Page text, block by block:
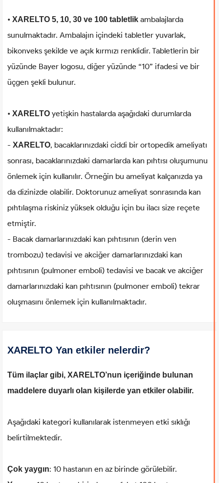
• XARELTO 5, 10, 30 ve 100 tabletlik ambalajlarda
sunulmaktadır. Ambalajın içindeki tabletler yuvarlak,
bikonveks şekilde ve açık kırmızı renklidir. Tabletlerin bir
yüzünde Bayer logosu, diğer yüzünde “10” ifadesi ve bir
üçgen şekli bulunur.
•XARELTOyetişkin hastalarda aşağıdaki durumlarda
kullanılmaktadır:
-XARELTO, bacaklarınızdaki ciddi bir ortopedik ameliyatı
sonrası, bacaklarınızdaki damarlarda kan pıhtısı oluşumunu
önlemek için kullanılır. Örneğin bu ameliyat kalçanızda ya
da dizinizde olabilir. Doktorunuz ameliyat sonrasında kan
pıhtılaşma riskiniz yüksek olduğu için bu ilacı size reçete
etmiştir.
- Bacak damarlarınızdaki kan pıhtısının (derin ven
trombozu) tedavisi ve akciğer damarlarınızdaki kan
pıhtısının (pulmoner emboli) tedavisi ve bacak ve akciğer
damarlarınızdaki kan pıhtısının (pulmoner emboli) tekrar
oluşmasını önlemek için kullanılmaktadır.
XARELTO Yan etkiler nelerdir?
Tüm ilaçlar gibi, XARELTO’nun içeriğinde bulunan
maddelere duyarlı olan kişilerde yan etkiler olabilir.
Aşağıdaki kategori kullanılarak istenmeyen etki sıklığı
belirtilmektedir.
Çok yaygın: 10 hastanın en az birinde görülebilir.